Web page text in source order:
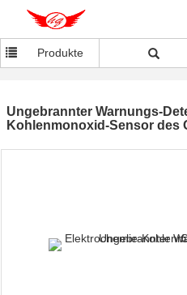
Produkte
Ungebrannter Warnungs-
Kohlenmonoxid-Sensor des